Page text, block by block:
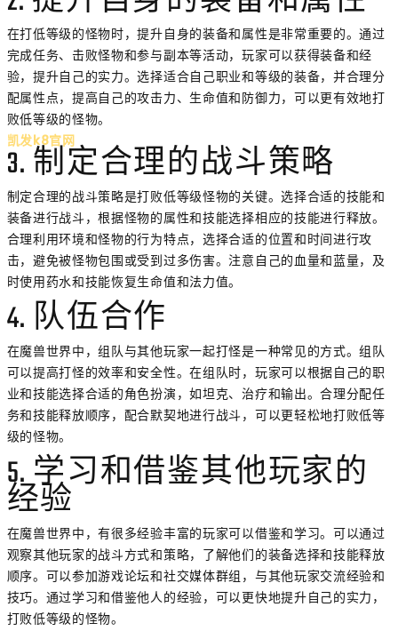
在打低等级的怪物时，提升自身的装备和属性是非常重要的。通过
完成任务、击败怪物和参与副本等活动，玩家可以获得装备和经
验，提升自己的实力。选择适合自己职业和等级的装备，并合理分
配属性点，提高自己的攻击力、生命值和防御力，可以更有效地打
败低等级的怪物。
凯发k8官网
3. 制定合理的战斗策略
制定合理的战斗策略是打败低等级怪物的关键。选择合适的技能和
装备进行战斗，根据怪物的属性和技能选择相应的技能进行释放。
合理利用环境和怪物的行为特点，选择合适的位置和时间进行攻
击，避免被怪物包围或受到过多伤害。注意自己的血量和蓝量，及
时使用药水和技能恢复生命值和法力值。
4. 队伍合作
在魔兽世界中，组队与其他玩家一起打怪是一种常见的方式。组队
可以提高打怪的效率和安全性。在组队时，玩家可以根据自己的职
业和技能选择合适的角色扮演，如坦克、治疗和输出。合理分配任
务和技能释放顺序，配合默契地进行战斗，可以更轻松地打败低等
级的怪物。
5. 学习和借鉴其他玩家的
经验
在魔兽世界中，有很多经验丰富的玩家可以借鉴和学习。可以通过
观察其他玩家的战斗方式和策略，了解他们的装备选择和技能释放
顺序。可以参加游戏论坛和社交媒体群组，与其他玩家交流经验和
技巧。通过学习和借鉴他人的经验，可以更快地提升自己的实力，
打败低等级的怪物。